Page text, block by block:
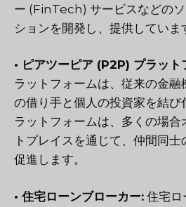
ー (FinTech) サービスなどの
ションを開発し、提供していま
• ピアツーピア (P2P) プラット
ラットフォームは、従来の金融
の借り手と個人の投資家を結
ラットフォームは、多くの場合
トプレイスを通じて、仲間同
促進します。
• 住宅ローンブローカー: 住宅ロ